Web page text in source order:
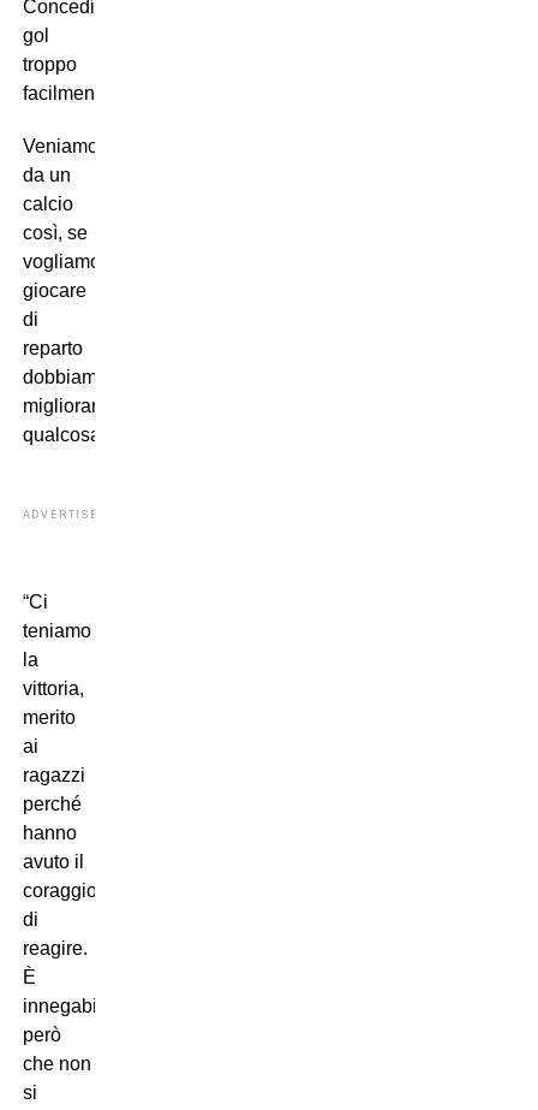
Concediamo
gol
troppo
facilmente.
Veniamo
da un
calcio
così, se
vogliamo
giocare
di
reparto
dobbiamo
migliorare
qualcosa”.
ADVERTISEMENT
“Ci
teniamo
la
vittoria,
merito
ai
ragazzi
perché
hanno
avuto il
coraggio
di
reagire.
È
innegabile
però
che non
si